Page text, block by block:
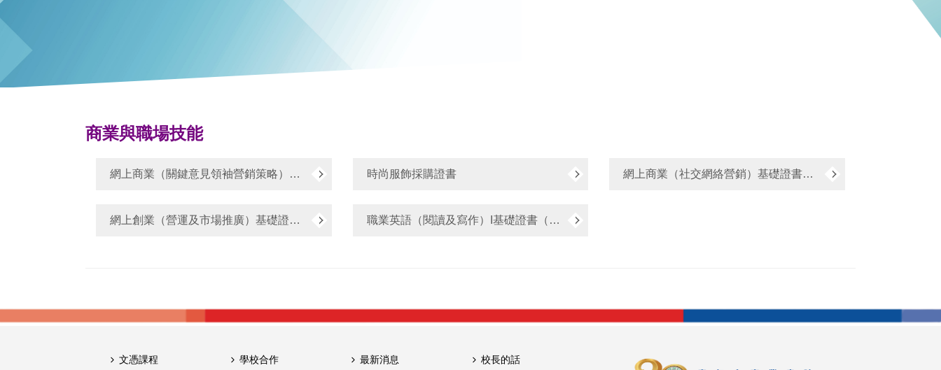
商業與職場技能
網上商業（關鍵意見領袖營銷策略）證書（兼讀制） 時尚服飾採購證書 網上商業（社交網絡營銷）基礎證書（兼讀制）
網上創業（營運及市場推廣）基礎證書（兼讀制） 職業英語（閱讀及寫作）I基礎證書（兼讀制）Foundation Certificate in Workplace English (Reading & Writing) I (Part-time)
文憑課程 學校合作 最新消息 校長的話